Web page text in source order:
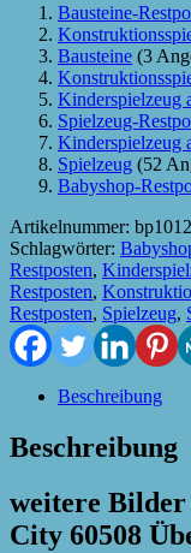
Bausteine-
Bausteine (3
Kinderspielzeug
Spielzeug-
Kinderspielzeug
Spielzeug (52
Babyshop-
Artikelnummer:
Schlagwörter:
Restposten,
Restposten,
Restposten, Spielzeug,
Beschreibung
Beschreibung
weitere
City 60508